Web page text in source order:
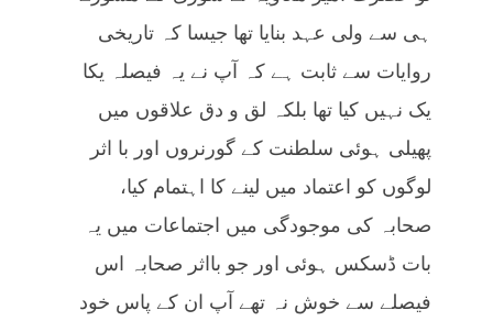
ہی سے ولی عہد بنایا تھا جیسا کہ تاریخی
روایات سے ثابت ہے کہ آپ نے یہ فیصلہ یکا
یک نہیں کیا تھا بلکہ لق و دق علاقوں میں
پھیلی ہوئی سلطنت کے گورنروں اور با اثر
لوگوں کو اعتماد میں لینے کا اہتمام کیا،
صحابہ کی موجودگی میں اجتماعات میں یہ
بات ڈسکس ہوئی اور جو بااثر صحابہ اس
فیصلے سے خوش نہ تھے آپ ان کے پاس خود